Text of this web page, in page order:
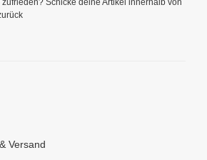
zufrieden? Schicke deine Artikel innerhalb von
Versand